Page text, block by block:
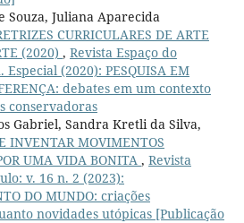
Souza, Juliana Aparecida
CURRICULARES DE ARTE
(2020) , Revista Espaço do
(2020): PESQUISA EM
debates em um contexto
conservadoras
Gabriel, Sandra Kretli da Silva,
INVENTAR MOVIMENTOS
UMA VIDA BONITA , Revista
v. 16 n. 2 (2023):
DO MUNDO: criações
novidades utópicas [Publicação